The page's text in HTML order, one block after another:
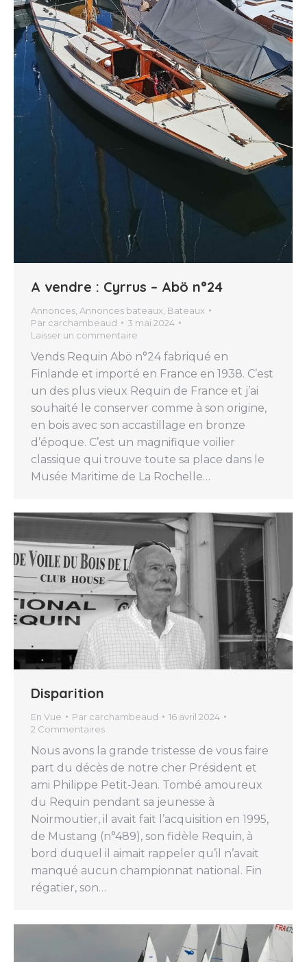
A vendre : Cyrrus – Abö n°24
Annonces, Annonces bateaux, Bateaux
Par carchambeaud
3 mai 2024
Laisser un commentaire
Vends Requin Abö n°24 fabriqué en
Finlande et importé en France en 1938. C’est
un des plus vieux Requin de France et j’ai
souhaité le conserver comme à son origine,
en bois avec son accastillage en bronze
d’époque. C’est un magnifique voilier
classique qui trouve toute sa place dans le
Musée Maritime de La Rochelle…
Disparition
En Vue Par carchambeaud
16 avril 2024
2 Commentaires
Nous avons la grande tristesse de vous faire
part du décès de notre cher Président et
ami Philippe Petit-Jean. Tombé amoureux
du Requin pendant sa jeunesse à
Noirmoutier, il avait fait l’acquisition en 1995,
de Mustang (n°489), son fidèle Requin, à
bord duquel il aimait rappeler qu’il n’avait
manqué aucun championnat national. Fin
régatier, son…